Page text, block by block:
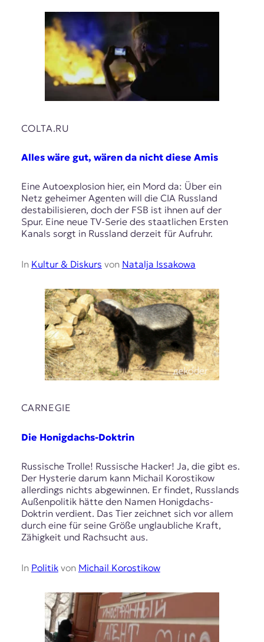
COLTA.RU
Alles wäre gut, wären da nicht diese Amis
Eine Autoexplosion hier, ein Mord da: Über ein
Netz geheimer Agenten will die CIA Russland
destabilisieren, doch der FSB ist ihnen auf der
Spur. Eine neue TV-Serie des staatlichen Ersten
Kanals sorgt in Russland derzeit für Aufruhr.
In Kultur & Diskurs von Natalja Issakowa
CARNEGIE
Die Honigdachs-Doktrin
Russische Trolle! Russische Hacker! Ja, die gibt es.
Der Hysterie darum kann Michail Korostikow
allerdings nichts abgewinnen. Er findet, Russlands
Außenpolitik hätte den Namen Honigdachs-
Doktrin verdient. Das Tier zeichnet sich vor allem
durch eine für seine Größe unglaubliche Kraft,
Zähigkeit und Rachsucht aus.
In Politikvon Michail Korostikow